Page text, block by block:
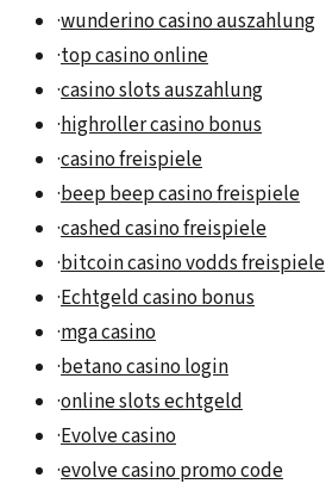
·wunderino casino auszahlung
·top casino online
·casino slots auszahlung
·highroller casino bonus
·casino freispiele
·beep beep casino freispiele
·cashed casino freispiele
·bitcoin casino vodds freispiele
·Echtgeld casino bonus
·mga casino
·betano casino login
·online slots echtgeld
·Evolve casino
·evolve casino promo code